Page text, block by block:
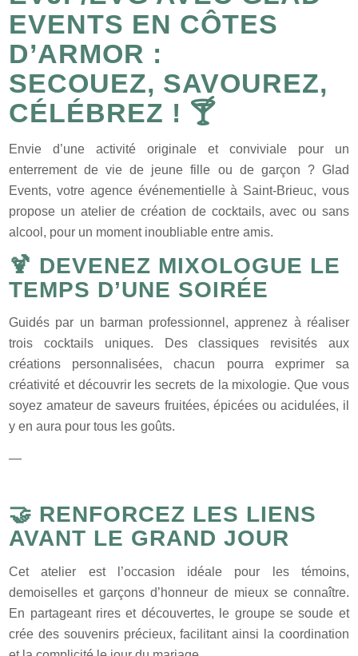
EVENTS EN CÔTES
D’ARMOR :
SECOUEZ, SAVOUREZ,
CÉLÉBREZ ! 🍸
Envie d’une activité originale et conviviale pour un
enterrement de vie de jeune fille ou de garçon ? Glad
Events, votre agence événementielle à Saint-Brieuc, vous
propose un atelier de création de cocktails, avec ou sans
alcool, pour un moment inoubliable entre amis.
🍹 DEVENEZ MIXOLOGUE LE
TEMPS D’UNE SOIRÉE
Guidés par un barman professionnel, apprenez à réaliser
trois cocktails uniques. Des classiques revisités aux
créations personnalisées, chacun pourra exprimer sa
créativité et découvrir les secrets de la mixologie. Que vous
soyez amateur de saveurs fruitées, épicées ou acidulées, il
y en aura pour tous les goûts.
—
🤝 RENFORCEZ LES LIENS
AVANT LE GRAND JOUR
Cet atelier est l’occasion idéale pour les témoins,
demoiselles et garçons d’honneur de mieux se connaître.
En partageant rires et découvertes, le groupe se soude et
crée des souvenirs précieux, facilitant ainsi la coordination